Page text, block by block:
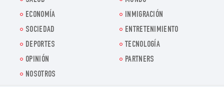
ECONOMÍA
INMIGRACIÓN
SOCIEDAD
ENTRETENIMIENTO
DEPORTES
TECNOLOGÍA
OPINIÓN
PARTNERS
NOSOTROS